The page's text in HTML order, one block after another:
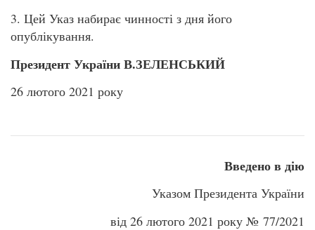
3. Цей Указ набирає чинності з дня його
опублікування.
Президент України В.ЗЕЛЕНСЬКИЙ
26 лютого 2021 року
Введено в дію
Указом Президента України
від 26 лютого 2021 року № 77/2021